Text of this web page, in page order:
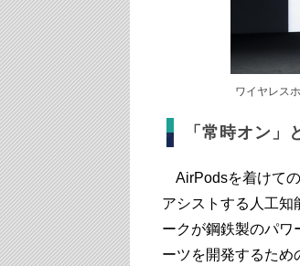
ワイヤレス
「常時オン」
AirPodsを着けて
アシストする人工知
ークが鋼鉄製のパワ
ーツを開発するため